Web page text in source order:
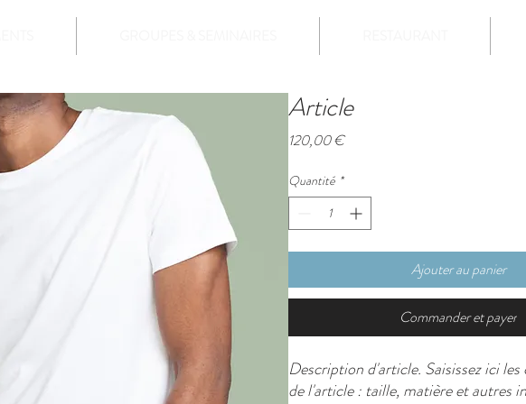
Article
120,00 €Prix
Quantité *
Ajouter au panier
Commander et payer
Description d'article. Saisissez ici
de l'article : taille, matière et autres